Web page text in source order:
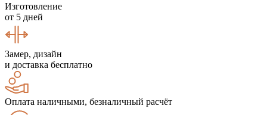
Изготовление
от 5 дней
Замер, дизайн
и доставка бесплатно
Оплата наличными, безналичный расчёт